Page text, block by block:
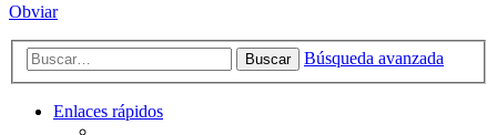
Obviar
Buscar Búsqueda avanzada
Enlaces rápidos